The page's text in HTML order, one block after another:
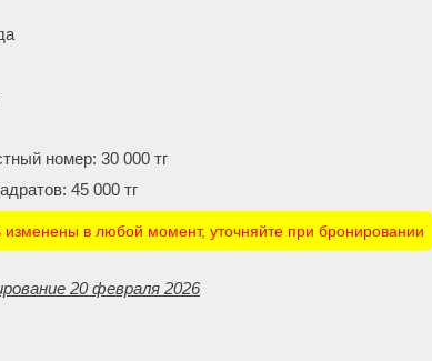
номер: 30 000 тг
45 000 тг
изменены в любой момент, уточняйте при бронировании
20 февраля 2026